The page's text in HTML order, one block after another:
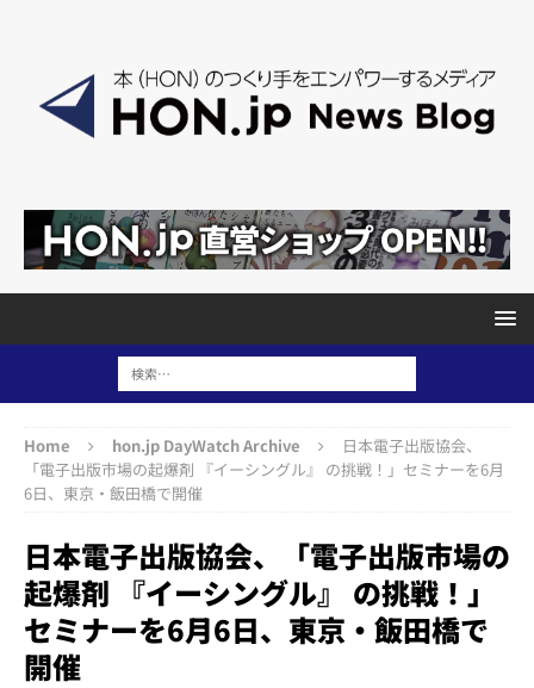
Home hon.jp DayWatch Archive
日本電子出版協会、
「電子出版市場の起爆剤 『イーシングル』 の挑戦！」セミナーを6月
6日、東京・飯田橋で開催
日本電子出版協会、「電子出版市場の
起爆剤 『イーシングル』 の挑戦！」
セミナーを6月6日、東京・飯田橋で
開催